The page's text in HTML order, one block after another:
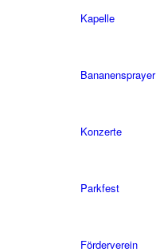
Kapelle
Bananensprayer
Konzerte
Parkfest
Förderverein